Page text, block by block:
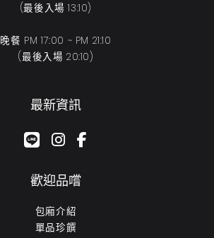
(最後入場 13:10)
晚餐 PM 17:00 ~ PM 21:10
(最後入場 20:10)
最新資訊
google-plus-g
instagram
歡迎品嚐
包廂介紹
單品珍饌